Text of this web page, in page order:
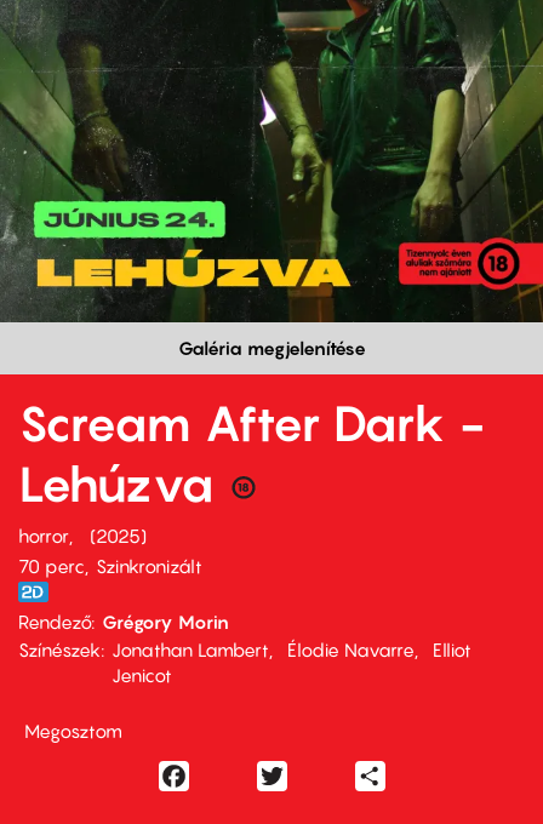
Galéria megjelenítése
Scream After Dark -
Lehúzva
horror
2025
70 perc,
Szinkronizált
Rendező Grégory Morin
Színészek
Jonathan Lambert Élodie Navarre
Elliot
Jenicot
Megosztom
Facebook